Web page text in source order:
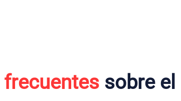
sobre el